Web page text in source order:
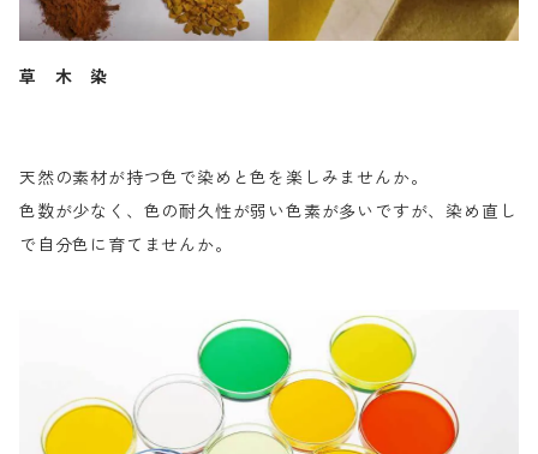
草 木 染
天然の素材が持つ色で染めと色を楽しみませんか。
色数が少なく、色の耐久性が弱い色素が多いですが、染め直し
で自分色に育てませんか。